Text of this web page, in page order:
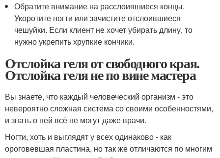
Обратите внимание на расслоившиеся концы.
Укоротите ногти или зачистите отслоившиеся
чешуйки. Если клиент не хочет убирать длину, то
нужно укрепить хрупкие кончики.
Отслойка геля от свободного края.
Отслойка геля не по вине мастера
Вы знаете, что каждый человеческий организм - это
невероятно сложная система со своими особенностями,
и знать о ней всё не могут даже врачи.
Ногти, хоть и выглядят у всех одинаково - как
ороговевшая пластина, но так же отличаются по многим